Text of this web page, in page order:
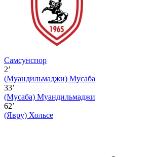
Самсунспор
2’
(Муандильмаджи) Мусаба
33’
(Мусаба) Муандильмаджи
62’
(Явру) Хольсе